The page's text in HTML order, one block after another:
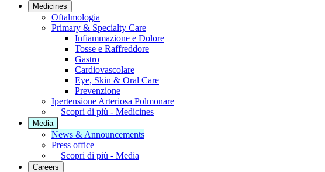
Medicines
Oftalmologia
Primary & Specialty Care
Infiammazione e Dolore
Tosse e Raffreddore
Gastro
Cardiovascolare
Eye, Skin & Oral Care
Prevenzione
Ipertensione Arteriosa Polmonare
Scopri di più - Medicines
Media
News & Announcements
Press office
Scopri di più - Media
Careers